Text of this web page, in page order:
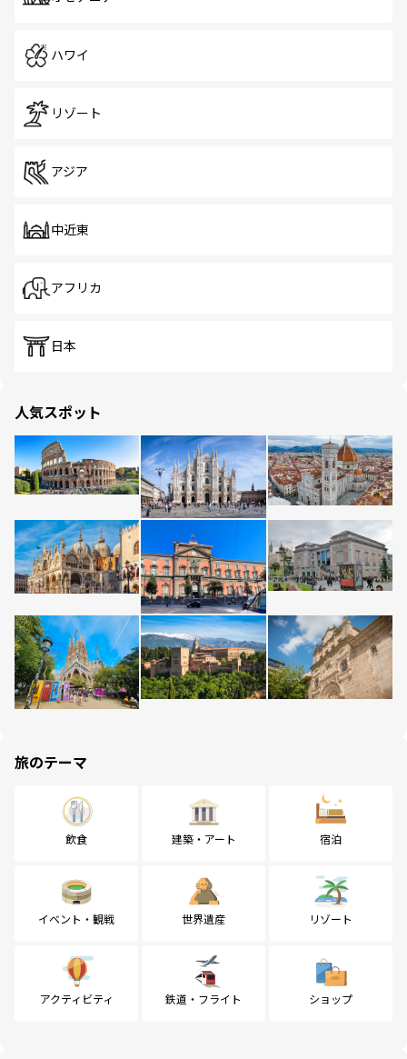
ハワイ
リゾート
アジア
中近東
アフリカ
日本
人気スポット
旅のテーマ
飲食 建築・アート 宿泊
イベント・観戦 世界遺産 リゾート
アクティビティ 鉄道・フライト ショップ